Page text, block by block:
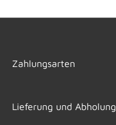
Zahlungsarten
Lieferung und Abholung